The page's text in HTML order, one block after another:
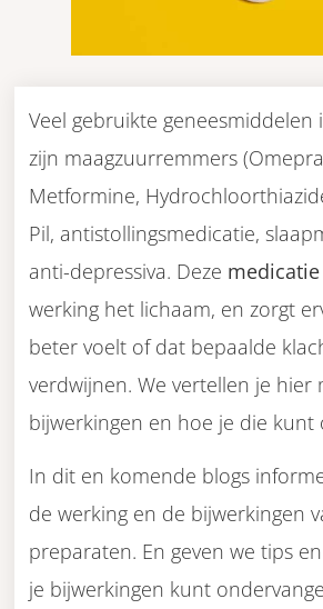
Veel gebruikte geneesmiddelen
zijn maagzuurremmers
Metformine,
Pil, antistollingsmedicatie,
anti-depressiva. Deze medicatie
werking het lichaam, en zorgt
beter voelt of dat bepaalde
verdwijnen. We vertellen je hier
bijwerkingen en hoe je die kunt
In dit en komende blogs
de werking en de bijwerkingen
preparaten. En geven we tips
je bijwerkingen kunt